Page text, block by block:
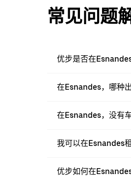
常见问题
优步是否在
在Esnandes，哪种
在Esnandes，没有
我可以在Esnandes
优步如何在